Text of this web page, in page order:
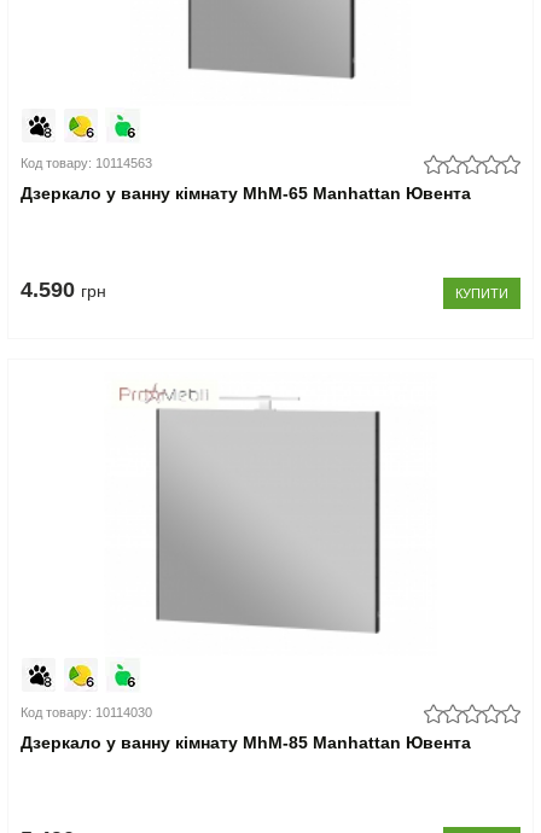
Код товару: 10114563
Дзеркало у ванну кімнату MhМ-65 Manhattan Ювента
4.590 грн КУПИТИ
Код товару: 10114030
Дзеркало у ванну кімнату MhМ-85 Manhattan Ювента